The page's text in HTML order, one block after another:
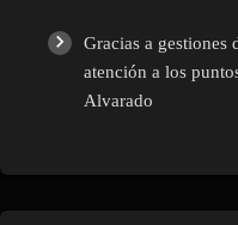
Gracias a gestiones
atención a los
Alvarado